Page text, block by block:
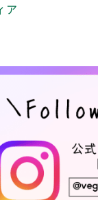
ア